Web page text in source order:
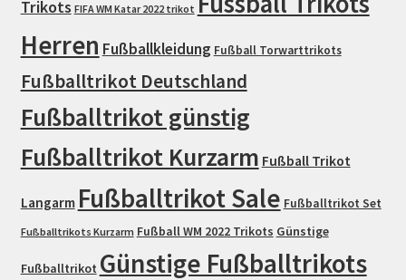
Trikots FIFA WM Katar 2022 trikot
Herren Fußballkleidung Fußball Torwarttrikots
Fußballtrikot Deutschland
Fußballtrikot günstig
Fußballtrikot Kurzarm Fußball Trikot
Langarm Fußballtrikot Sale Fußballtrikot Set
Fußballtrikots Kurzarm Fußball WM 2022 Trikots Günstige
Fußballtrikot Günstige Fußballtrikots